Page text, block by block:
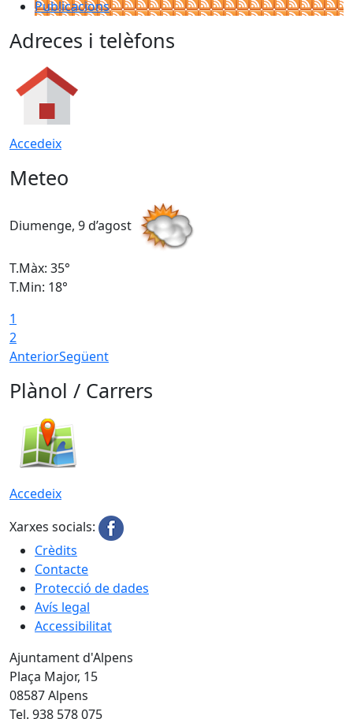
Publicacions
Adreces i telèfons
Accedeix
Meteo
Diumenge, 9 d’agost
T.Màx: 35°
T.Min: 18°
1
2
AnteriorSegüent
Plànol / Carrers
Accedeix
Xarxes socials:
Crèdits
Contacte
Protecció de dades
Avís legal
Accessibilitat
Ajuntament d'Alpens
Plaça Major, 15
08587 Alpens
Tel. 938 578 075